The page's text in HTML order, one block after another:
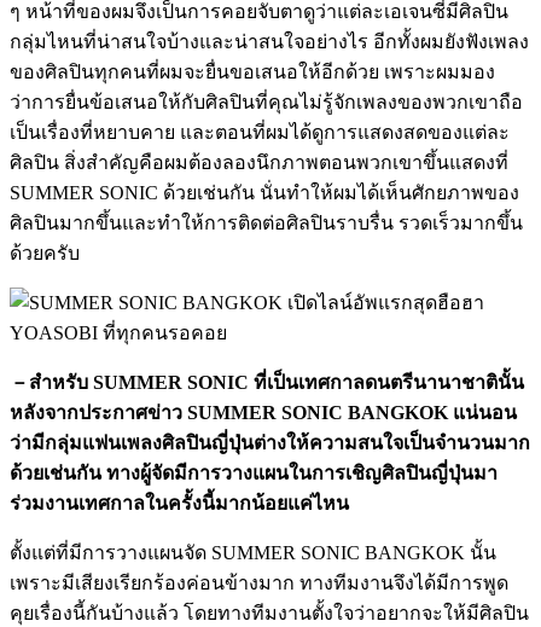
ๆ หน้าที่ของผมจึงเป็นการคอยจับตาดูว่าแต่ละเอเจนซี่มีศิลปิน
กลุ่มไหนที่น่าสนใจบ้างและน่าสนใจอย่างไร อีกทั้งผมยังฟังเพลง
ของศิลปินทุกคนที่ผมจะยื่นขอเสนอให้อีกด้วย เพราะผมมอง
ว่าการยื่นข้อเสนอให้กับศิลปินที่คุณไม่รู้จักเพลงของพวกเขาถือ
เป็นเรื่องที่หยาบคาย และตอนที่ผมได้ดูการแสดงสดของแต่ละ
ศิลปิน สิ่งสำคัญคือผมต้องลองนึกภาพตอนพวกเขาขึ้นแสดงที่
SUMMER SONIC ด้วยเช่นกัน นั่นทำให้ผมได้เห็นศักยภาพของ
ศิลปินมากขึ้นและทำให้การติดต่อศิลปินราบรื่น รวดเร็วมากขึ้น
ด้วยครับ
－สำหรับ SUMMER SONIC ที่เป็นเทศกาลดนตรีนานาชาตินั้น
หลังจากประกาศข่าว SUMMER SONIC BANGKOK แน่นอน
ว่ามีกลุ่มแฟนเพลงศิลปินญี่ปุ่นต่างให้ความสนใจเป็นจำนวนมาก
ด้วยเช่นกัน ทางผู้จัดมีการวางแผนในการเชิญศิลปินญี่ปุ่นมา
ร่วมงานเทศกาลในครั้งนี้มากน้อยแค่ไหน
ตั้งแต่ที่มีการวางแผนจัด SUMMER SONIC BANGKOK นั้น
เพราะมีเสียงเรียกร้องค่อนข้างมาก ทางทีมงานจึงได้มีการพูด
คุยเรื่องนี้กันบ้างแล้ว โดยทางทีมงานตั้งใจว่าอยากจะให้มีศิลปิน